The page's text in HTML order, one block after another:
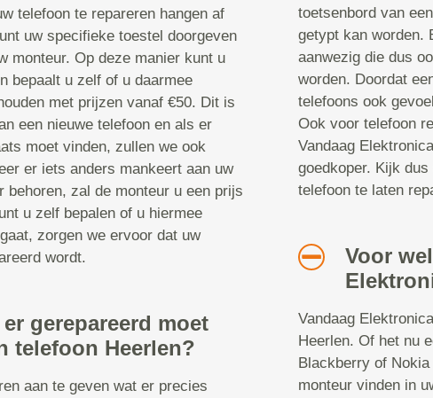
telefoon te repareren hangen af
uw specifieke toestel doorgeven
monteur. Op deze manier kunt u
bepaalt u zelf of u daarmee
met prijzen vanaf €50. Dit is
een nieuwe telefoon en als er
moet vinden, zullen we ook
er iets anders mankeert aan uw
behoren, zal de monteur u een prijs
u zelf bepalen of u hiermee
zorgen we ervoor dat uw
wordt.
gerepareerd moet
telefoon Heerlen?
aan te geven wat er precies
toetsenbord van
getypt kan worden.
aanwezig die dus
worden. Doordat
telefoons ook
Ook voor telefoon
Vandaag
goedkoper. Kijk
telefoon te laten
Voor
Vandaag
Heerlen. Of het nu
Blackberry of
monteur vinden in